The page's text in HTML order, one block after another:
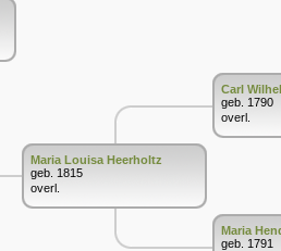
Maria Louisa Heerholtz
geb. 1815
overl.
Carl
geb. 1790
overl.
Maria
geb. 1791